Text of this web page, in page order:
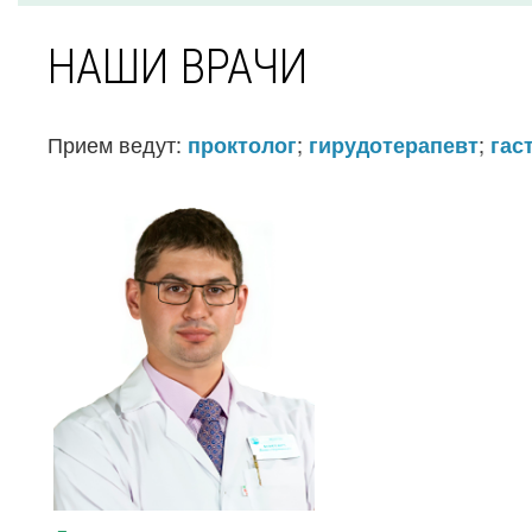
НАШИ ВРАЧИ
Прием ведут: проктолог; гирудотерапевт;